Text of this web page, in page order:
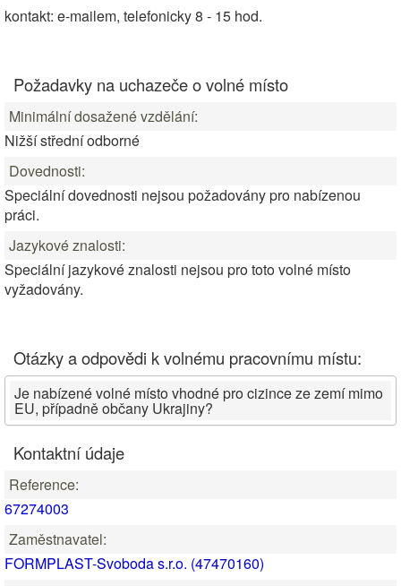
kontakt: e-mailem, telefonicky 8 - 15 hod.
Požadavky na uchazeče o volné místo
Minimální dosažené vzdělání:
Nižší střední odborné
Dovednosti:
Speciální dovednosti nejsou požadovány pro nabízenou
práci.
Jazykové znalosti:
Speciální jazykové znalosti nejsou pro toto volné místo
vyžadovány.
Otázky a odpovědi k volnému pracovnímu místu:
Je nabízené volné místo vhodné pro cizince ze zemí mimo
EU, případně občany Ukrajiny?
Kontaktní údaje
Reference:
67274003
Zaměstnavatel:
FORMPLAST-Svoboda s.r.o. (47470160)